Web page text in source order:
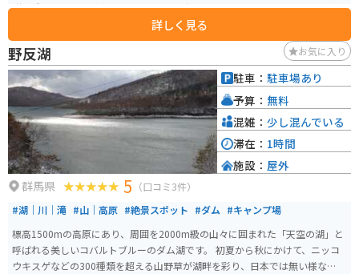
説が残るスポットが点在しており、歴史好きにはたまらないエリアです。道
の駅には、地元の農産物直売所があり、新鮮な野菜や果物を購入することが
できます。また、小栗判官にちなんだお土産も販売されています。 バイクで
訪れる場合、道の駅には広い駐車場が完備されているので安心です。周辺に
は、榛名山や妙義山といったツーリングスポットも点在しており、バイクで
の観光拠点としても最適です。
詳しく見る
野反湖 お気に入り
群馬県 5 （口コミ3件）
#湖｜川｜滝 #山｜高原 #絶景スポット #ダム #キャンプ場
標高1500mの高原にあり、周囲を2000m級の山々に囲まれた「天空の湖」と
呼ばれる美しいコバルトブルーのダム湖です。 初夏から秋にかけて、ニッコ
ウキスゲなどの300種類を超える山野草が湖畔を彩り、日本では無い様な絶景
駐車： 駐車場あり
予算： 無料
混雑： 少し混んでいる
滞在： 1時間
施設： 屋外